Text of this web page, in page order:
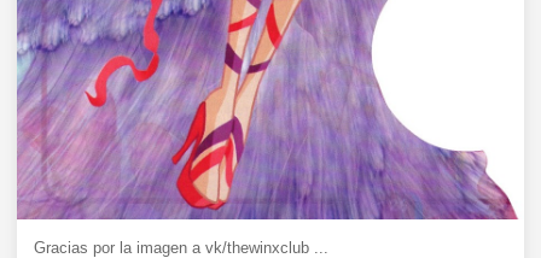
Gracias por la imagen a vk/thewinxclub ...